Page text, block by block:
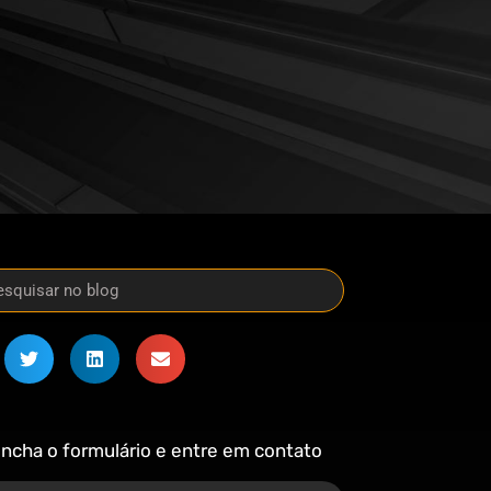
o formulário e entre em contato